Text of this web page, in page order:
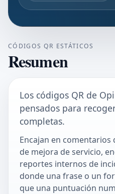
CÓDIGOS QR ESTÁTICOS
Resumen
Los códigos QR de
pensados para
completas.
Encajan en comentarios
de mejora de servicio,
reportes internos de
donde una frase o un
que una puntuación